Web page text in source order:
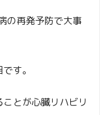
の再発予防で大事
す。
とが心臓リハビリ